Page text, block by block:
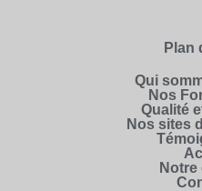
Plan
Qui
Nos
Qualité
Nos sites
Notre